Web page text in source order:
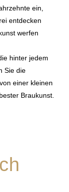
ein,
entdecken
werfen
hinter jedem
Sie die
einer kleinen
Braukunst.